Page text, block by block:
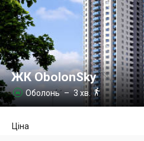
ЖК ObolonSky
 Оболонь– 3 хв. 
Ціна